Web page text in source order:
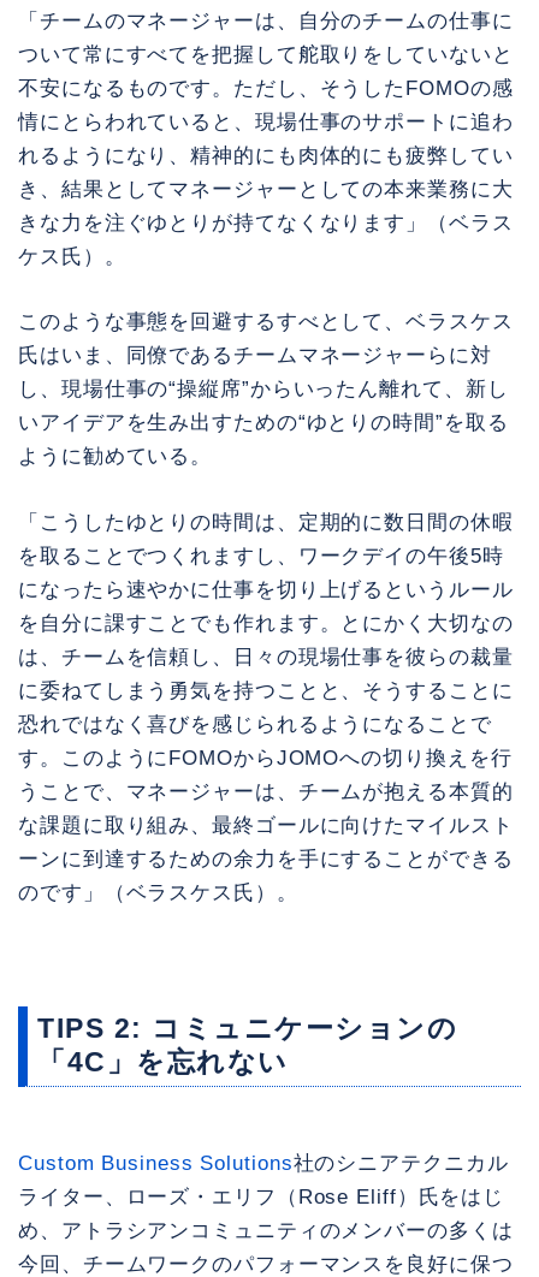
「チームのマネージャーは、自分のチームの仕事に
ついて常にすべてを把握して舵取りをしていないと
不安になるものです。ただし、そうしたFOMOの感
情にとらわれていると、現場仕事のサポートに追わ
れるようになり、精神的にも肉体的にも疲弊してい
き、結果としてマネージャーとしての本来業務に大
きな力を注ぐゆとりが持てなくなります」（ベラス
ケス氏）。
このような事態を回避するすべとして、ベラスケス
氏はいま、同僚であるチームマネージャーらに対
し、現場仕事の“操縦席”からいったん離れて、新し
いアイデアを生み出すための“ゆとりの時間”を取る
ように勧めている。
「こうしたゆとりの時間は、定期的に数日間の休暇
を取ることでつくれますし、ワークデイの午後5時
になったら速やかに仕事を切り上げるというルール
を自分に課すことでも作れます。とにかく大切なの
は、チームを信頼し、日々の現場仕事を彼らの裁量
に委ねてしまう勇気を持つことと、そうすることに
恐れではなく喜びを感じられるようになることで
す。このようにFOMOからJOMOへの切り換えを行
うことで、マネージャーは、チームが抱える本質的
な課題に取り組み、最終ゴールに向けたマイルスト
ーンに到達するための余力を手にすることができる
のです」（ベラスケス氏）。
TIPS 2: コミュニケーションの
「4C」を忘れない
Custom Business Solutions社のシニアテクニカル
ライター、ローズ・エリフ（Rose Eliff）氏をはじ
め、アトラシアンコミュニティのメンバーの多くは
今回、チームワークのパフォーマンスを良好に保つ